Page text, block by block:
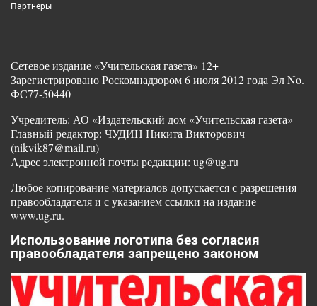
Партнеры
Сетевое издание «Учительская газета» 12+
Зарегистрировано Роскомнадзором 6 июля 2012 года Эл No.
ФС77-50440
Учредитель: АО «Издательский дом «Учительская газета»
Главный редактор: ЧУДИН Никита Викторович
(nikvik87@mail.ru)
Адрес электронной почты редакции: ug@ug.ru
Любое копирование материалов допускается с разрешения
правообладателя и с указанием ссылки на издание
www.ug.ru.
Использование логотипа без согласия
правообладателя запрещено законом